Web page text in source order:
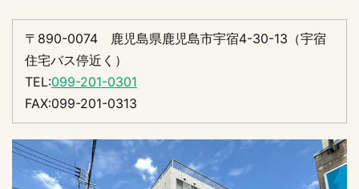
〒890-0074 鹿児島県鹿児島市宇宿4-30-13（宇宿
住宅バス停近く）
TEL:099-201-0301
FAX:099-201-0313